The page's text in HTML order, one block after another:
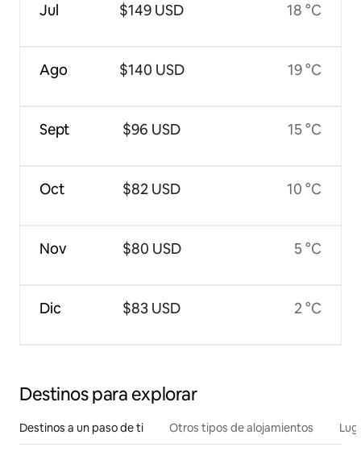
Jul
Ago
Sept
Oct
Nov
Dic
$149 USD
$140 USD
$96 USD
$82 USD
$80 USD
$83 USD
18 °C
19 °C
15 °C
10 °C
5 °C
2 °C
Destinos para explorar
Destinos a un paso de ti Otros tipos de alojamientos